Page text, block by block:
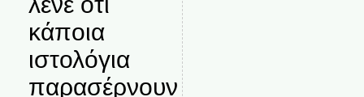
κάποια
ιστολόγια
παρασέρνουν